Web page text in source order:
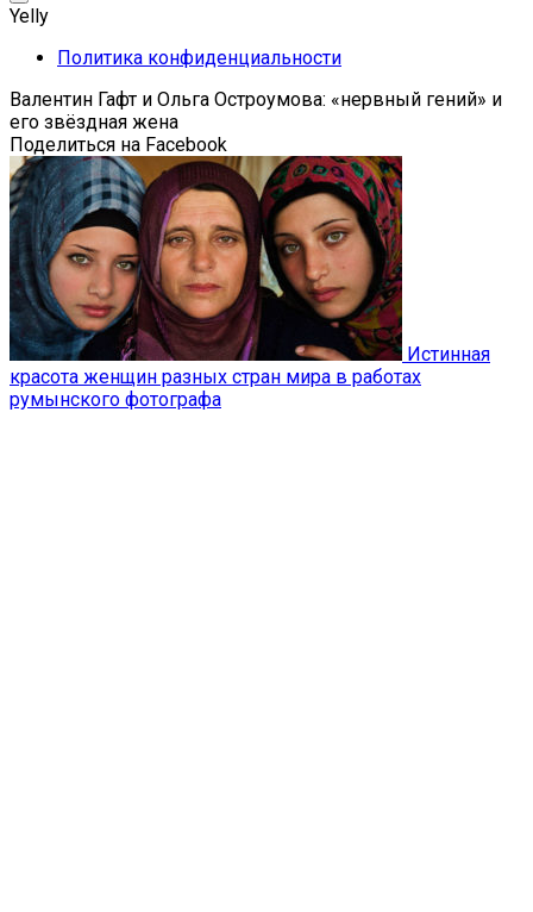
Yelly
Политика конфиденциальности
Валентин Гафт и Ольга Остроумова: «нервный гений» и
его звёздная жена
Поделиться на Facebook
Истинная
красота женщин разных стран мира в работах
румынского фотографа